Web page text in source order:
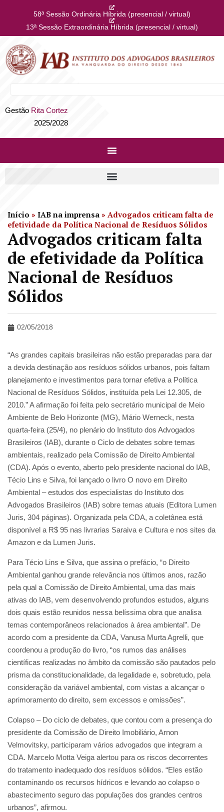
58ª Sessão Ordinária Híbrida (presencial / virtual)
13ª Sessão Extraordinária Híbrida (presencial / virtual)
Gestão Rita Cortez
2025/2028
Início » IAB na imprensa » Advogados criticam falta de
efetividade da Política Nacional de Resíduos Sólidos
Advogados criticam falta
de efetividade da Política
Nacional de Resíduos
Sólidos
02/05/2018
“As grandes capitais brasileiras não estão preparadas para dar
a devida destinação aos resíduos sólidos urbanos, pois faltam
planejamento e investimentos para tornar efetiva a Política
Nacional de Resíduos Sólidos, instituída pela Lei 12.305, de
2010.” A afirmação foi feita pelo secretário municipal de Meio
Ambiente de Belo Horizonte (MG), Mário Werneck, nesta
quarta-feira (25/4), no plenário do Instituto dos Advogados
Brasileiros (IAB), durante o Ciclo de debates sobre temas
ambientais, realizado pela Comissão de Direito Ambiental
(CDA). Após o evento, aberto pelo presidente nacional do IAB,
Técio Lins e Silva, foi lançado o livro O novo em Direito
Ambiental – estudos dos especialistas do Instituto dos
Advogados Brasileiros (IAB) sobre temas atuais (Editora Lumen
Juris, 304 páginas). Organizada pela CDA, a coletânea está
disponível a R$ 95 nas livrarias Saraiva e Cultura e nos sites da
Amazon e da Lumen Juris.
Para Técio Lins e Silva, que assina o prefácio, “o Direito
Ambiental ganhou grande relevância nos últimos anos, razão
pela qual a Comissão de Direito Ambiental, uma das mais
ativas do IAB, vem desenvolvendo profundos estudos, alguns
dois quais estão reunidos nessa belíssima obra que analisa
temas contemporâneos relacionados à área ambiental”. De
acordo com a presidente da CDA, Vanusa Murta Agrelli, que
coordenou a produção do livro, “os rumos das análises
científicas realizadas no âmbito da comissão são pautados pelo
prisma da constitucionalidade, da legalidade e, sobretudo, pela
consideração da variável ambiental, com vistas a alcançar o
aprimoramento do direito, sem excessos e omissões”.
Colapso – Do ciclo de debates, que contou com a presença do
presidente da Comissão de Direito Imobiliário, Arnon
Velmovitsky, participaram vários advogados que integram a
CDA. Marcelo Motta Veiga alertou para os riscos decorrentes
do tratamento inadequado dos resíduos sólidos. “Eles estão
contaminando os recursos hídricos e levando ao colapso o
abastecimento seguro das populações dos grandes centros
urbanos”, afirmou.